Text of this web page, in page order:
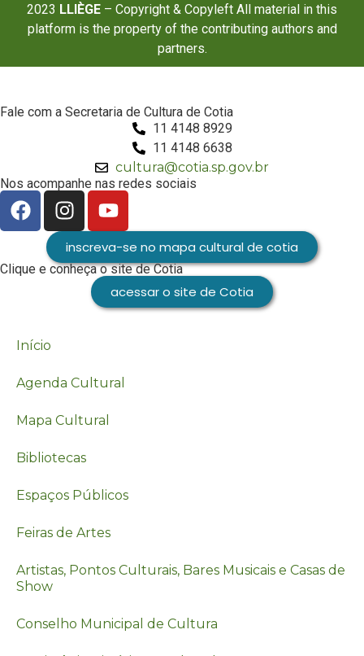
2023 LLIÈGE – Copyright & Copyleft All material in this
platform is the property of the contributing authors and
partners.
Fale com a Secretaria de Cultura de Cotia
11 4148 8929
11 4148 6638
cultura@cotia.sp.gov.br
Nos acompanhe nas redes sociais
inscreva-se no mapa cultural de cotia
Clique e conheça o site de Cotia
acessar o site de Cotia
Início
Agenda Cultural
Mapa Cultural
Bibliotecas
Espaços Públicos
Feiras de Artes
Artistas, Pontos Culturais, Bares Musicais e Casas de
Show
Conselho Municipal de Cultura